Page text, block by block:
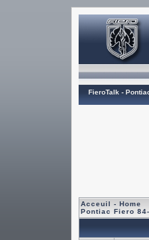
FieroTalk -
Acceuil - Home
Pontiac Fiero